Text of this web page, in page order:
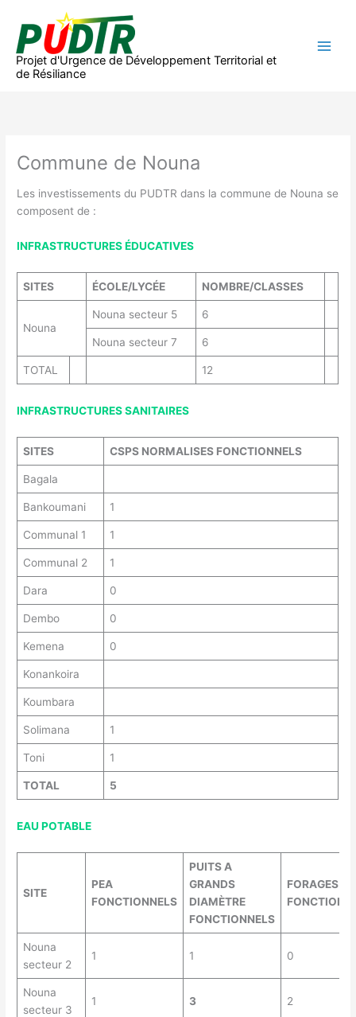
contenu
Projet d'Urgence de Développement Territorial et
de Résiliance
Commune de Nouna
Les investissements du PUDTR dans la commune de Nouna se
composent de :
INFRASTRUCTURES ÉDUCATIVES
SITES ÉCOLE/LYCÉE NOMBRE/CLASSES
Nouna
Nouna secteur 5 6
Nouna secteur 7 6
TOTAL 12
INFRASTRUCTURES SANITAIRES
SITES CSPS NORMALISES FONCTIONNELS
Bagala
Bankoumani 1
Communal 1 1
Communal 2 1
Dara 0
Dembo 0
Kemena 0
Konankoira
Koumbara
Solimana 1
Toni 1
TOTAL 5
EAU POTABLE
SITE
PEA
FONCTIONNELS
PUITS A
GRANDS
DIAMÈTRE
FONCTIONNELS
FORAGES
Nouna
secteur 2
1 1 0
Nouna
secteur 3
1 3 2